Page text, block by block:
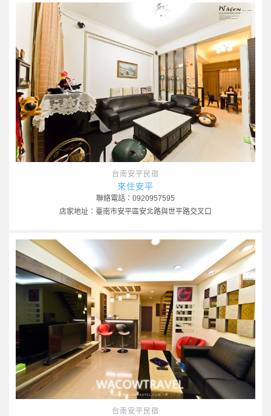
台南安平民宿
來住安平
聯絡電話：0920957595
店家地址：臺南市安平區安北路與世平路交叉口
台南安平民宿